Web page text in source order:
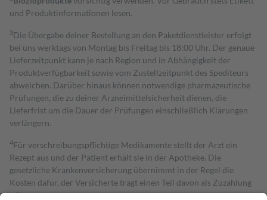
und Produktinformationen lesen.
3Die Übergabe deiner Bestellung an den Paketdienstleister erfolgt
bei uns werktags von Montag bis Freitag bis 18:00 Uhr. Der genaue
Lieferzeitpunkt kann je nach Region und in Abhängigkeit der
Produktverfügbarkeit sowie vom Zustellzeitpunkt des Spediteurs
abweichen. Darüber hinaus können notwendige pharmazeutische
Prüfungen, die zu deiner Arzneimittelsicherheit dienen, die
Lieferfrist um die Dauer der Prüfungen einschließlich Klärungen
verlängern.
4Für verschreibungspflichtige Medikamente stellt der Arzt ein
Rezept aus und der Patient erhält sie in der Apotheke. Die
gesetzliche Krankenversicherung übernimmt in der Regel die
Kosten dafür, der Versicherte trägt einen Teil davon als Zuzahlung
mit.